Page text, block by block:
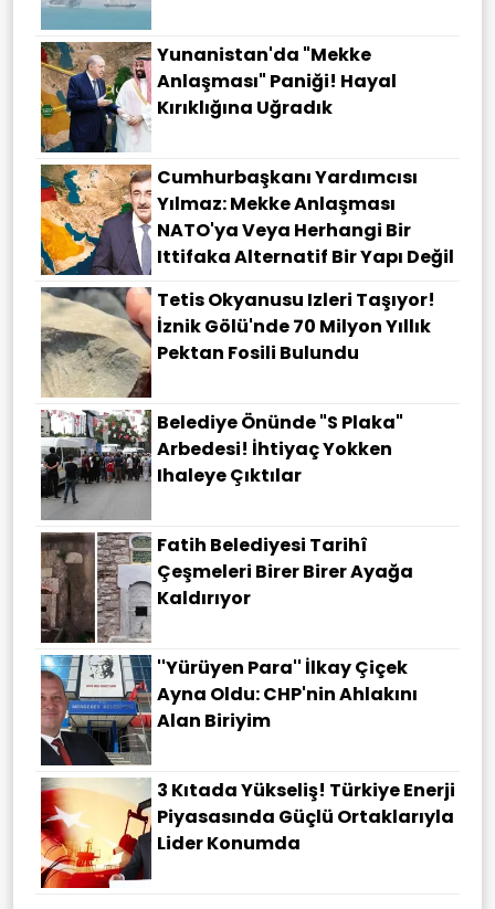
Yunanistan'da "Mekke
Anlaşması" Paniği! Hayal
Kırıklığına Uğradık
Cumhurbaşkanı Yardımcısı
Yılmaz: Mekke Anlaşması
NATO'ya Veya Herhangi Bir
Ittifaka Alternatif Bir Yapı Değil
Tetis Okyanusu Izleri Taşıyor!
İznik Gölü'nde 70 Milyon Yıllık
Pektan Fosili Bulundu
Belediye Önünde "S Plaka"
Arbedesi! İhtiyaç Yokken
Ihaleye Çıktılar
Fatih Belediyesi Tarihî
Çeşmeleri Birer Birer Ayağa
Kaldırıyor
''Yürüyen Para'' İlkay Çiçek
Ayna Oldu: CHP'nin Ahlakını
Alan Biriyim
3 Kıtada Yükseliş! Türkiye Enerji
Piyasasında Güçlü Ortaklarıyla
Lider Konumda